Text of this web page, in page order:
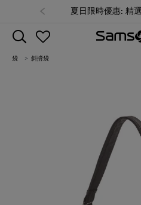
夏日限時優惠: 精
袋 斜揹袋